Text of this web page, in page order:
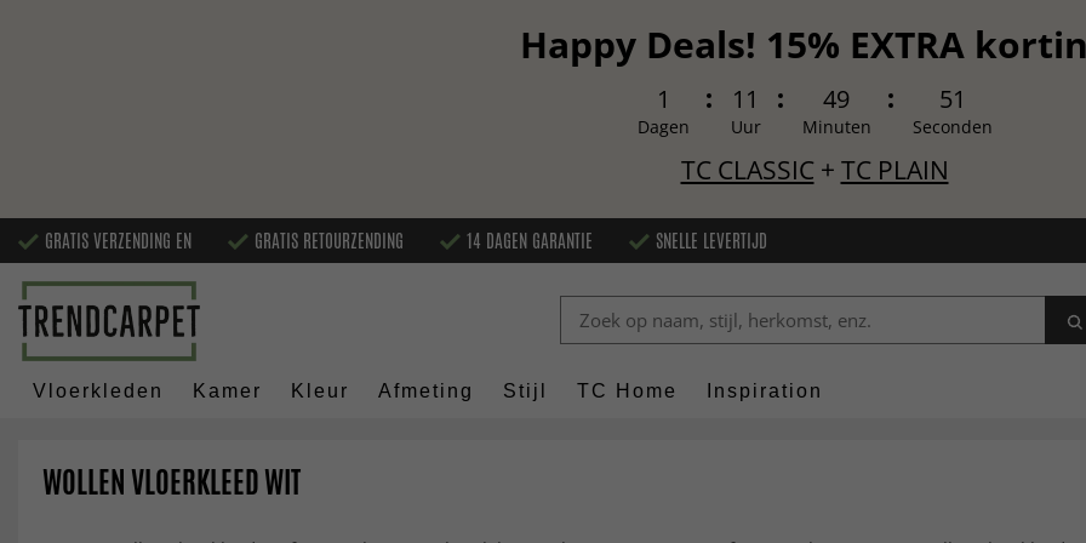
Happy Deals! 15% EXTRA
1
Dagen
11
Uur
49
Minuten
50
Seconden
TC CLASSIC+ TC PLAIN
GRATIS VERZENDING EN GRATIS RETOURZENDING 14 DAGEN GARANTIE SNELLE LEVERTIJD
Vloerkleden Kamer Kleur Afmeting Stijl TC Home Inspiration
WOLLEN VLOERKLEED WIT